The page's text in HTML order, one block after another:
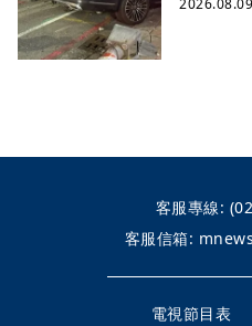
客服專線:
客服信箱:
電視節目表